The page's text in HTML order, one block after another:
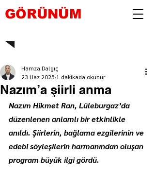
GÖRÜNÜM
Nazım’a şiirli anma
Hamza Dalgıç
23 Haz 2025 1 dakikada okunur
Nazım Hikmet Ran, Lüleburgaz’da
düzenlenen anlamlı bir etkinlikle
anıldı. Şiirlerin, bağlama ezgilerinin ve
edebi söyleşilerin harmanından oluşan
program büyük ilgi gördü.